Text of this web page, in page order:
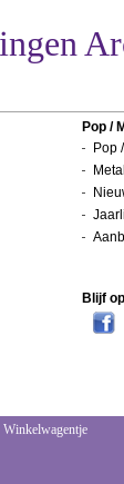
Pop /
Pop
Blijf
Winkelwagentje